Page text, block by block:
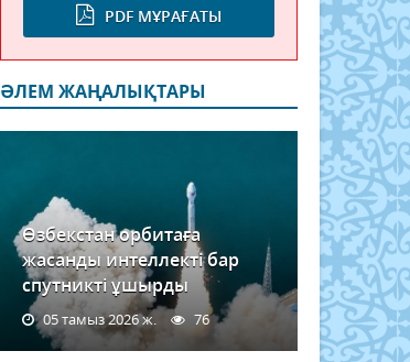
PDF МҰРАҒАТЫ
ӘЛЕМ ЖАҢАЛЫҚТАРЫ
Өзбекстан орбитаға
жасанды интеллекті бар
спутникті ұшырды
05 тамыз 2026 ж. 76